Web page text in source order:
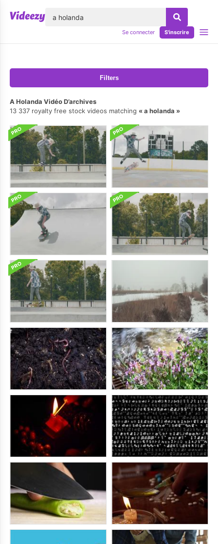
Se connecter S'inscrire
Filters
A Holanda Vidéo D’archives
13 337 royalty free stock videos matching
a holanda